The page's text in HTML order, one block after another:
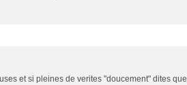
et si pleines de verites "doucement" dites que